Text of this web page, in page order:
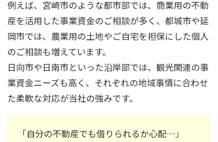
例えば、宮崎市のような都市部では、商業用の不動
産を活用した事業資金のご相談が多く、都城市や延
岡市では、農業用の土地やご自宅を担保にした個人
のご相談も増えています。
日向市や日南市といった沿岸部では、観光関連の事
業資金ニーズも高く、それぞれの地域事情に合わせ
た柔軟な対応が当社の強みです。
「自分の不動産でも借りられるか心配…」